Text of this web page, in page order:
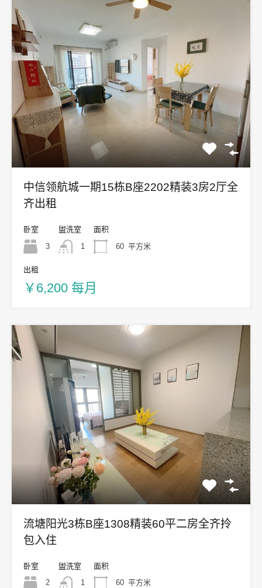
中信领航城一期15栋B座2202精装3房2厅全
齐出租
卧室
3
盥洗室
1
面积
60 平方米
出租
￥6,200 每月
流塘阳光3栋B座1308精装60平二房全齐拎
包入住
卧室
2
盥洗室
1
面积
60 平方米